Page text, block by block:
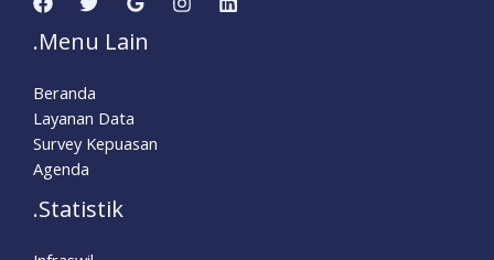
.Menu Lain
Beranda
Layanan Data
Survey Kepuasan
Agenda
.Statistik